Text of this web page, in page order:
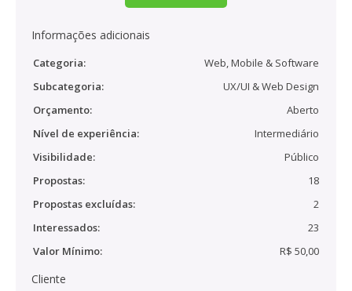
Informações adicionais
Categoria:
Web, Mobile & Software
Subcategoria:
UX/UI & Web Design
Orçamento:
Aberto
Nível de experiência:
Intermediário
Visibilidade:
Público
Propostas:
18
Propostas excluídas:
2
Interessados:
23
Valor Mínimo:
R$ 50,00
Cliente